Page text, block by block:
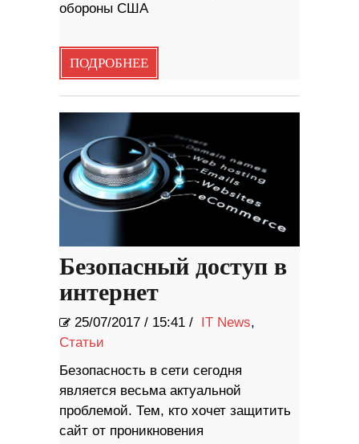
обороны США
ПОДРОБНЕЕ
Безопасный доступ в
интернет
25/07/2017 / 15:41 / IT News,
Статьи
Безопасность в сети сегодня
является весьма актуальной
проблемой. Тем, кто хочет защитить
сайт от проникновения